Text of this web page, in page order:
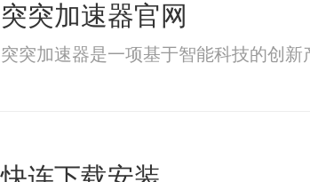
突突加速器官网
突突加速器是一项基于智能科技的创